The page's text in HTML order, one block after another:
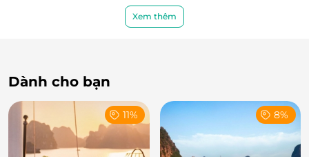
Phòng cabin diện tích khoảng 16m², trang bị đầy đủ
tiện nghi cho 2 người lớn, nổi bật với cửa sổ kính lớn
đôi hoặc twin, có điều hòa, nội thất tinh tế cùng cửa
sổ kính lớn - tầm nhìn thư giãn ra biển. Không gian
phòng mang lại cảm giác ấm cúng, riêng tư và đủ
rộng cho các hoạt động nghỉ ngơi.
Xem thêm
Dành cho bạn
11% 8%